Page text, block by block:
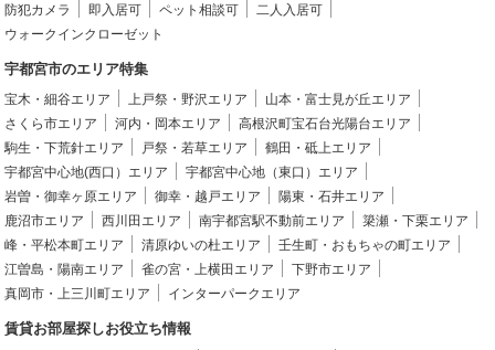
防犯カメラ
即入居可 ペット相談可
二人入居可
ウォークインクローゼット
宇都宮市のエリア特集
宝木・細谷エリア 上戸祭・野沢エリア
山本・富士見が丘エリア
さくら市エリア
河内・岡本エリア
高根沢町宝石台光陽台エリア
駒生・下荒針エリア
戸祭・若草エリア
鶴田・砥上エリア
宇都宮中心地(西口）エリア
宇都宮中心地（東口）エリア
岩曽・御幸ヶ原エリア
御幸・越戸エリア
陽東・石井エリア
鹿沼市エリア
西川田エリア 南宇都宮駅不動前エリア
簗瀬・下栗エリア
峰・平松本町エリア
清原ゆいの杜エリア
壬生町・おもちゃの町エリア
江曽島・陽南エリア
雀の宮・上横田エリア
下野市エリア
真岡市・上三川町エリア
インターパークエリア
賃貸お部屋探しお役立ち情報